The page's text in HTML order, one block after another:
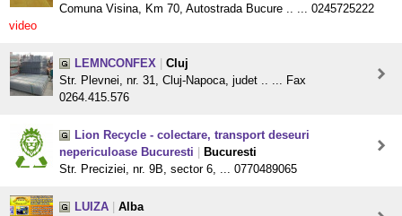
Comuna Visina, Km 70, Autostrada Bucure .. ... 0245725222
video
LEMNCONFEX
Cluj
Str. Plevnei, nr. 31, Cluj-Napoca, judet .. ... Fax
0264.415.576
Lion Recycle - colectare, transport deseuri
nepericuloase Bucuresti
Bucuresti
Str. Preciziei, nr. 9B, sector 6, ... 0770489065
LUIZA
Alba